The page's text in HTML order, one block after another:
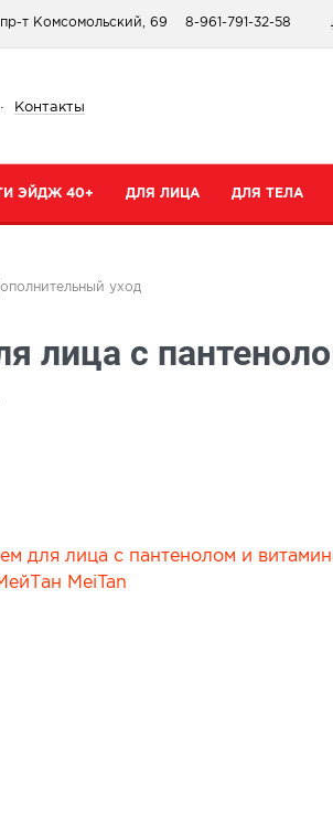
пр-т Комсомольский, 69 8-961-791-32-58
· Контакты
ЭЙДЖ 40+ ДЛЯ ЛИЦА
Категории
Кремы
Сопутствующие товары
ДЛЯ ТЕЛА
Категории
Кремы для телаБальзамы
уход
лица с